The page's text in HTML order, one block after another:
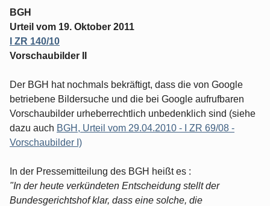
BGH
Urteil vom 19. Oktober 2011
I ZR 140/10
Vorschaubilder II
Der BGH hat nochmals bekräftigt, dass die von Google
betriebene Bildersuche und die bei Google aufrufbaren
Vorschaubilder urheberrechtlich unbedenklich sind (siehe
dazu auch BGH, Urteil vom 29.04.2010 - I ZR 69/08 -
Vorschaubilder I)
In der Pressemitteilung des BGH heißt es :
"In der heute verkündeten Entscheidung stellt der
Bundesgerichtshof klar, dass eine solche, die